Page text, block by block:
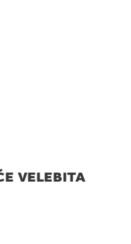
velebita